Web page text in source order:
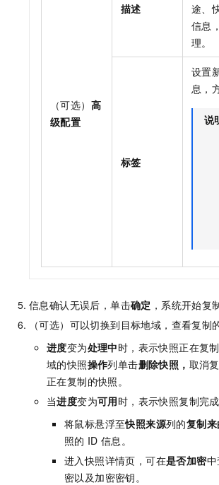
（可选） 高
级配置
描述
途、
信息
理。
标签
设置
息，
说
信息确认无误后，单击确定 ，系统开始复
（可选）可以切换到目标地域，查看复制
进度变为处理中时，表示快照正在复
域的快照操作列单击删除快照 ， 取消
正在复制的快照。
当进度变为可用时，表示快照复制完成
将鼠标悬浮至快照来源列的复制
照的 ID 信息。
进入快照详情页，可在是否加密
密以及加密密钥。